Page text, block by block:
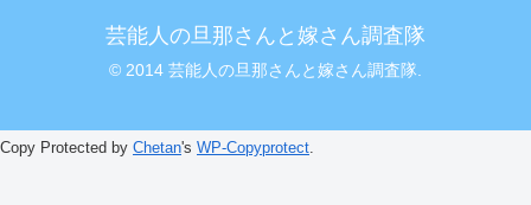
芸能人の旦那さんと嫁さん調査隊
© 2014 芸能人の旦那さんと嫁さん調査隊.
Copy Protected by Chetan's WP-Copyprotect